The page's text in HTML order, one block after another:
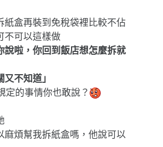
紙盒再裝到免稅袋裡比較不佔
不可以這樣做
說啦，你回到飯店想怎麼拆就
不知道」
定的事情你也敢說？
麻煩幫我拆紙盒嗎，他說可以